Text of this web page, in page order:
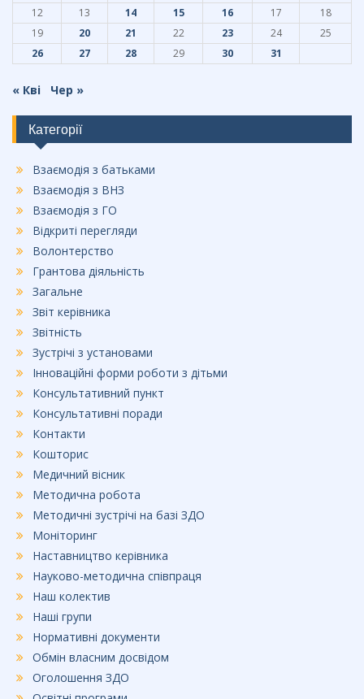
12
13 14 15 16 17
18
19
20 21 22 23 24
25
26
27 28 29 30 31
« Кві Чер »
Категорії
Взаємодія з батьками
Взаємодія з ВНЗ
Взаємодія з ГО
Відкриті перегляди
Волонтерство
Грантова діяльність
Загальне
Звіт керівника
Звітність
Зустрічі з установами
Інноваційні форми роботи з дітьми
Консультативний пункт
Консультативні поради
Контакти
Кошторис
Медичний вісник
Методична робота
Методичні зустрічі на базі ЗДО
Моніторинг
Наставництво керівника
Науково-методична співпраця
Наш колектив
Наші групи
Нормативні документи
Обмін власним досвідом
Оголошення ЗДО